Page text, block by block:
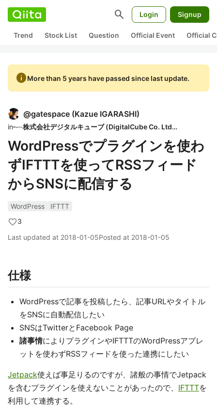
search Login Signup
Trend Stock List Question Official Event Official
infoMore than 5 years have passed since last update.
@gatespace (Kazue IGARASHI)
in 株式会社デジタルキューブ (DigitalCube Co. Ltd. )
WordPressでプラグインを使わ
ずIFTTTを使ってRSSフィード
からSNSに配信する
WordPress
IFTTT
3
Last updated at 2018-01-05Posted at 2018-01-05
仕様
WordPressで記事を投稿したら、記事URLやタイトル
をSNSに自動配信したい
SNSはTwitterとFacebook Page
諸事情によりプラグインやIFTTTのWordPressアプレ
ットを使わずRSSフィードを使った連携にしたい
Jetpack使えば事足りるのですが、諸般の事情でJetpack
を含むプラグインを使えないことがあったので、 IFTTTを
利用して連携する。